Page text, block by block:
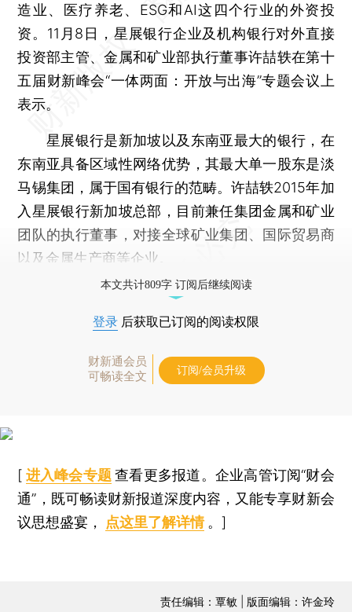
造业、医疗养老、ESG和AI这四个行业的外资投
资。11月8日，星展银行企业及机构银行对外直接
投资部主管、金属和矿业部执行董事许喆轶在第十
五届财新峰会“一体两面：开放与出海”专题会议上
表示。
星展银行是新加坡以及东南亚最大的银行，在
东南亚具备区域性网络优势，其最大单一股东是淡
马锡集团，属于国有银行的范畴。许喆轶2015年加
入星展银行新加坡总部，目前兼任集团金属和矿业
团队的执行董事，对接全球矿业集团、国际贸易商
以及金属生产商等企业。
本文共计809字 订阅后继续阅读
登录 后获取已订阅的阅读权限
财新通会员
可畅读全文
订阅/会员升级
[ 进入峰会专题 查看更多报道。企业高管订阅“财会
通”，既可畅读财新报道深度内容，又能专享财新会
议思想盛宴，
点这里了解详情 。]
责任编辑：覃敏 | 版面编辑：许金玲